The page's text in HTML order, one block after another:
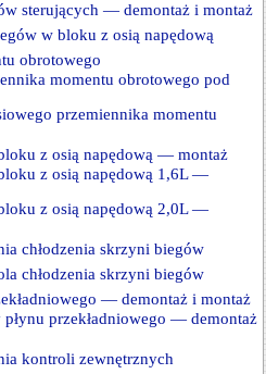
sterujących — demontaż i montaż
w bloku z osią napędową
obrotowego
momentu obrotowego pod
przemiennika momentu
z osią napędową — montaż
z osią napędową 1,6L —
z osią napędową 2,0L —
chłodzenia skrzyni biegów
chłodzenia skrzyni biegów
— demontaż i montaż
płynu przekładniowego — demontaż
kontroli zewnętrznych